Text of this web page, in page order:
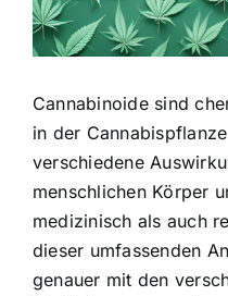
Cannabinoide sind
in der
verschiedene
menschlichen Körper
medizinisch als auch
dieser umfassenden
genauer mit den